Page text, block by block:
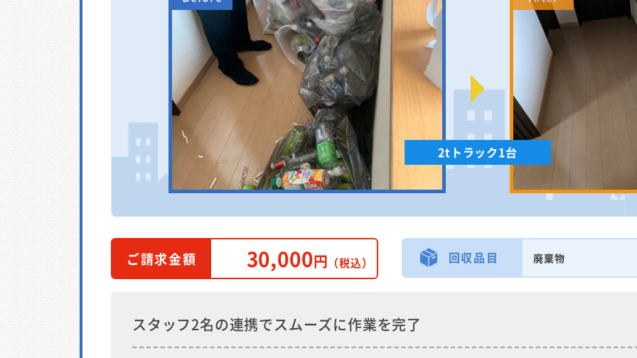
2tトラック1台
ご請求金額 30,000円 （税込） 回収品目 廃棄物
スタッフ2名の連携でスムーズに作業を完了